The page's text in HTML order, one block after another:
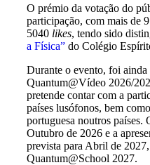
O prémio da votação do
participação, com mais de
5040 likes, tendo sido
a Física” do Colégio
Durante o evento, foi
Quantum@Vídeo 2026/
pretende contar com a
países lusófonos, bem
portuguesa noutros países.
Outubro de 2026 e a
prevista para Abril de
Quantum@School 2027.